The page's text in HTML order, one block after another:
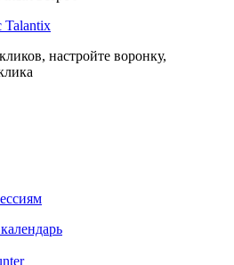
Talantix
настройте воронку,